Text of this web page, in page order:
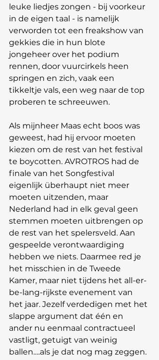
leuke liedjes zongen - bij voorkeur
in de eigen taal - is namelijk
verworden tot een freakshow van
gekkies die in hun blote
jongeheer over het podium
rennen, door vuurcirkels heen
springen en zich, vaak een
tikkeltje vals, een weg naar de top
proberen te schreeuwen.
Als mijnheer Maas echt boos was
geweest, had hij ervoor moeten
kiezen om de rest van het festival
te boycotten. AVROTROS had de
finale van het Songfestival
eigenlijk überhaupt niet meer
moeten uitzenden, maar
Nederland had in elk geval geen
stemmen moeten uitbrengen op
de rest van het spelersveld. Aan
gespeelde verontwaardiging
hebben we niets. Daarmee red je
het misschien in de Tweede
Kamer, maar niet tijdens het all-er-
be-lang-rijkste evenement van
het jaar. Jezelf verdedigen met het
slappe argument dat één en
ander nu eenmaal contractueel
vastligt, getuigt van weinig
ballen….als je dat nog mag zeggen.